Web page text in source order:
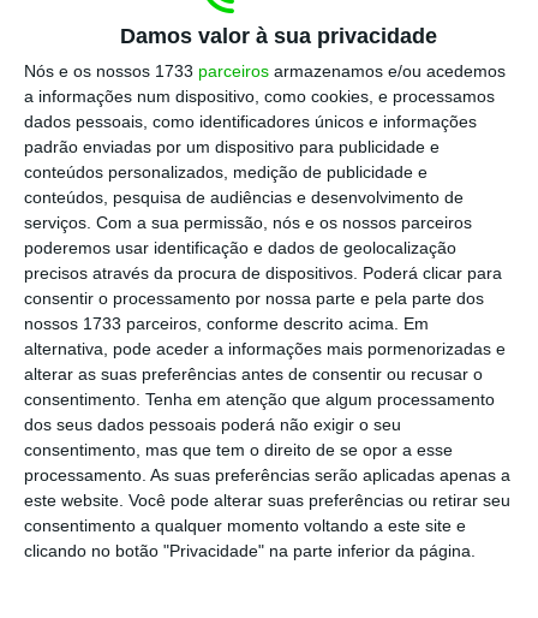
Damos valor à sua privacidade
Nós e os nossos 1733 parceiros armazenamos e/ou acedemos
a informações num dispositivo, como cookies, e processamos
dados pessoais, como identificadores únicos e informações
padrão enviadas por um dispositivo para publicidade e
conteúdos personalizados, medição de publicidade e
conteúdos, pesquisa de audiências e desenvolvimento de
serviços. Com a sua permissão, nós e os nossos parceiros
poderemos usar identificação e dados de geolocalização
precisos através da procura de dispositivos. Poderá clicar para
consentir o processamento por nossa parte e pela parte dos
nossos 1733 parceiros, conforme descrito acima. Em
alternativa, pode aceder a informações mais pormenorizadas e
alterar as suas preferências antes de consentir ou recusar o
consentimento. Tenha em atenção que algum processamento
dos seus dados pessoais poderá não exigir o seu
consentimento, mas que tem o direito de se opor a esse
processamento. As suas preferências serão aplicadas apenas a
este website. Você pode alterar suas preferências ou retirar seu
consentimento a qualquer momento voltando a este site e
clicando no botão "Privacidade" na parte inferior da página.
https://eco.sapo.pt/quote/mira-amaral-os-bancos-sao-irmaos-siameses-das-empresas-as-empresas-nao-2/ Copiar
Assine o ECO Premium
No momento em que a informação é
mais importante do que nunca, apoie
o jornalismo independente e rigoroso.
De que forma? Assine o ECO Premium e
tenha acesso a notícias exclusivas, à
opinião que conta, às reportagens e
especiais que mostram o outro lado da
história.
Esta assinatura é uma forma de apoiar